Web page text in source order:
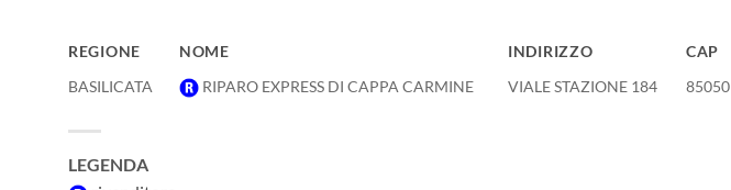
REGIONE NOME INDIRIZZO CAP
NOME
BASILICATA RIPARO EXPRESS DI CAPPA CARMINE VIALE STAZIONE 184 85050
LEGENDA